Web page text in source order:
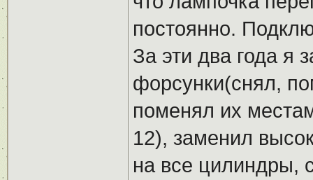
постоянно.
За эти два года я
форсунки(снял,
поменял их
12), заменил
на все цилиндры,